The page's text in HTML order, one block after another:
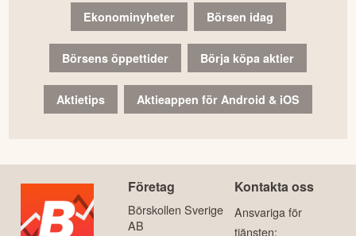
Ekonominyheter Börsen idag
Börsens öppettider Börja köpa aktier
Aktietips Aktieappen för Android & iOS
Företag
Börskollen Sverige
AB
Kontakta oss
Ansvariga för
tjänsten: